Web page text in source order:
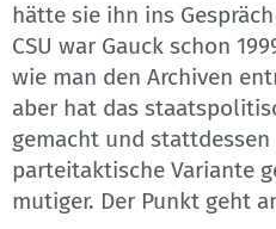
hätte sie ihn ins
CSU war Gauck schon
wie man den Archiven
aber hat das
gemacht und
parteitaktische Variante
mutiger. Der Punkt geht